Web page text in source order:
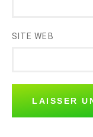
SITE WEB